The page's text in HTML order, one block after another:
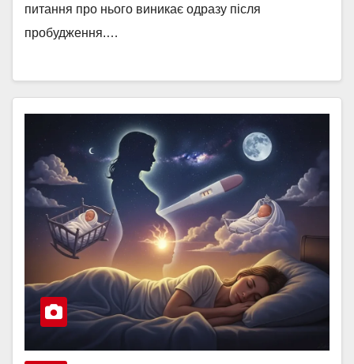
питання про нього виникає одразу після
пробудження.…